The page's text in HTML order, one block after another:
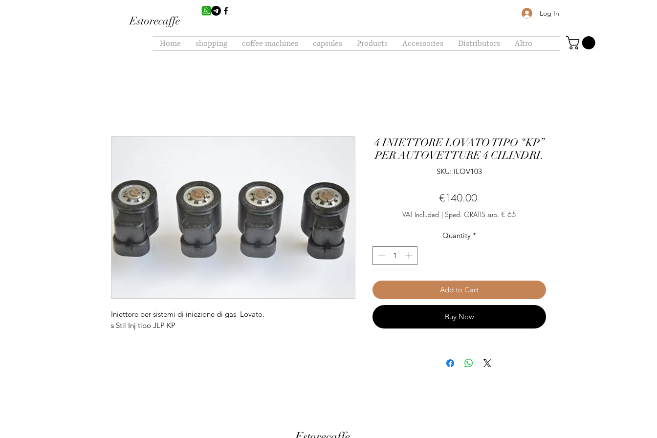
Log In
Home shopping coffee machines capsules Products Accessories Distributors Altro
Estorecaffe
Iniettore per sistemi di iniezione di gas Lovato.
s Stil Inj tipo JLP KP
4 INIETTORE LOVATO TIPO “KP”
PER AUTOVETTURE 4 CILINDRI.
SKU: ILOV103
€140.00Price
VAT Included | Sped. GRATIS sup. € 65
Quantity *
Add to Cart
Buy Now